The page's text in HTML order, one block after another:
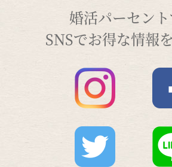
婚活パーセン
SNSでお得な情報